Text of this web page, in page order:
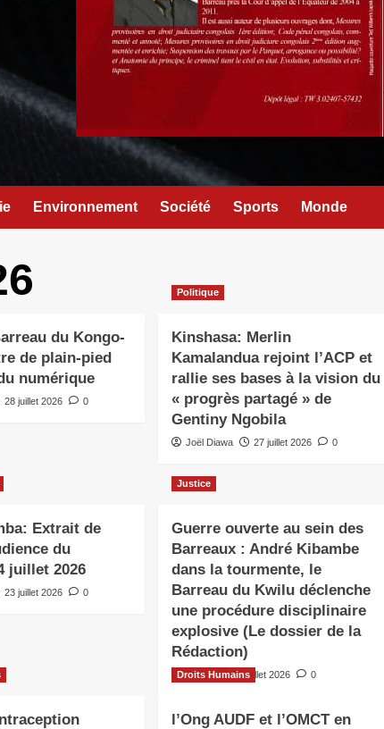
Environnement Société Sports Monde
du Kongo-
de plain-pied
numérique
28 juillet 2026 0
Politique
Kinshasa: Merlin
Kamalandua rejoint l’ACP et
rallie ses bases à la vision du
« progrès partagé » de
Gentiny Ngobila
Joël Diawa 27 juillet 2026 0
Extrait de
du
juillet 2026
23 juillet 2026 0
Justice
Guerre ouverte au sein des
Barreaux : André Kibambe
dans la tourmente, le
Barreau du Kwilu déclenche
une procédure disciplinaire
explosive (Le dossier de la
Rédaction)
Super 22 juillet 2026 0
Droits Humains
l’Ong AUDF et l’OMCT en